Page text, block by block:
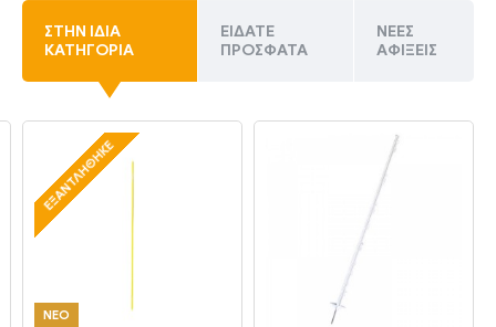
ΣΤΗΝ ΊΔΙΑ
ΚΑΤΗΓΟΡΊΑ
ΕΊΔΑΤΕ
ΠΡΌΣΦΑΤΑ
ΝΈΕΣ
ΑΦΊΞΕΙΣ
ΝΕΟ
ΕΞΑΝΤΛΉΘΗΚΕ